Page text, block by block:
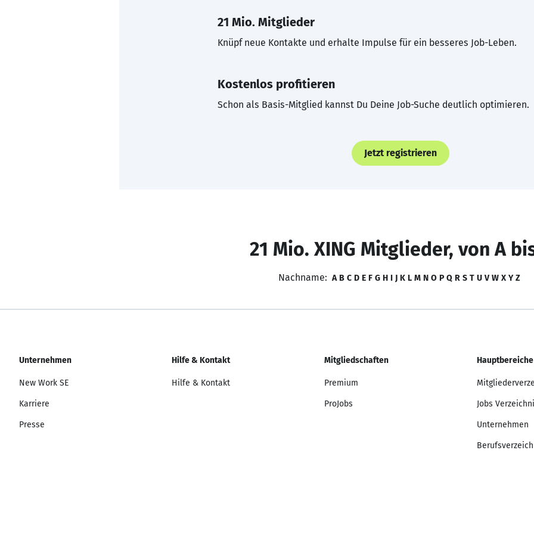
21 Mio. Mitglieder
Knüpf neue Kontakte und erhalte Impulse für ein besseres Job-Leben.
Kostenlos profitieren
Schon als Basis-Mitglied kannst Du Deine Job-Suche deutlich optimieren.
Jetzt registrieren
21 Mio. XING Mitglieder, von A
Nachname: A B C D E F G H I J K L M N O P Q R S T U V W X Y Z
Unternehmen
New Work SE
Karriere
Presse
Hilfe & Kontakt
Hilfe & Kontakt
Mitgliedschaften
Premium
ProJobs
Hauptbereiche
Jobs
Unternehmen